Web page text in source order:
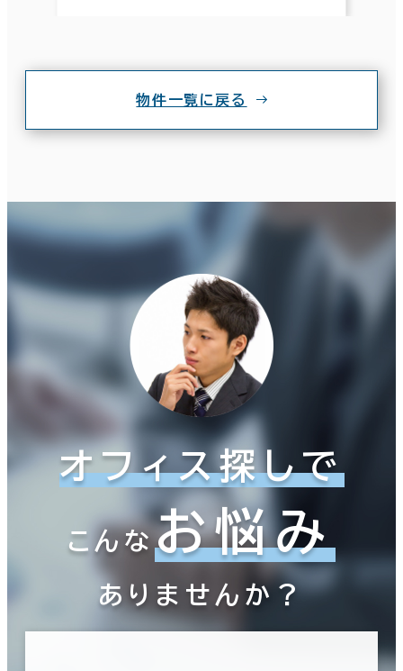
物件一覧に戻る
オフィス探しで
こんなお悩み
ありませんか？